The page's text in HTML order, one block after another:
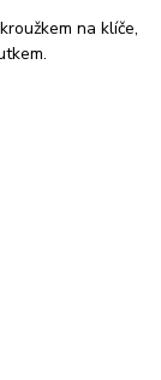
na klíče,